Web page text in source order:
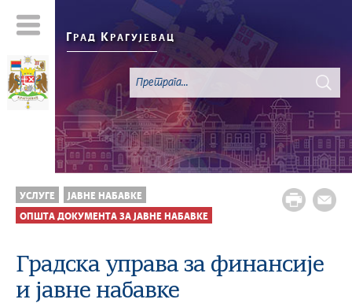
Г РАД К РАГУЈЕВАЦ
УСЛУГЕ ЈАВНЕ НАБАВКЕ
ОПШТА ДОКУМЕНТА ЗА ЈАВНЕ НАБАВКЕ
Градска управа за финансије
и јавне набавке